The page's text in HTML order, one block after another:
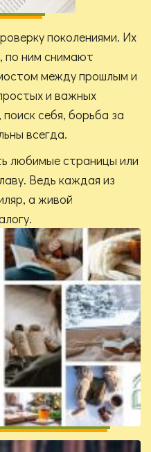
поколениями. Их
по ним снимают
между прошлым и
и важных
себя, борьба за
всегда.
любимые страницы или
Ведь каждая из
а живой